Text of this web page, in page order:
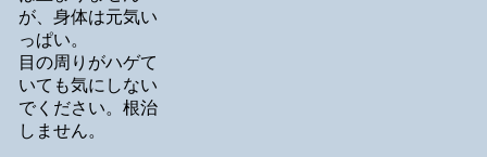
が、身体は元気い
っぱい。
目の周りがハゲて
いても気にしない
でください。根治
しません。